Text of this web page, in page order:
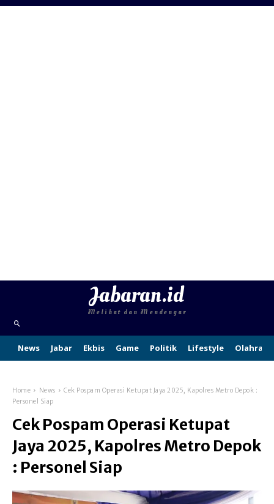
Jabaran.id
Melihat dan Mendengar
News Jabar Ekbis Game Politik Lifestyle Olahraga
Home News
Cek Pospam Operasi Ketupat Jaya 2025, Kapolres Metro Depok :
Personel Siap
Cek Pospam Operasi Ketupat
Jaya 2025, Kapolres Metro Depok
: Personel Siap